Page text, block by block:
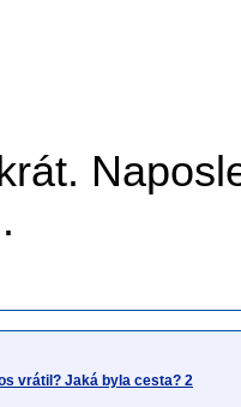
vrátil? Jaká byla cesta? 2